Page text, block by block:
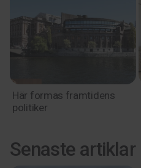
Här formas framtidens
politiker
Senaste artiklar